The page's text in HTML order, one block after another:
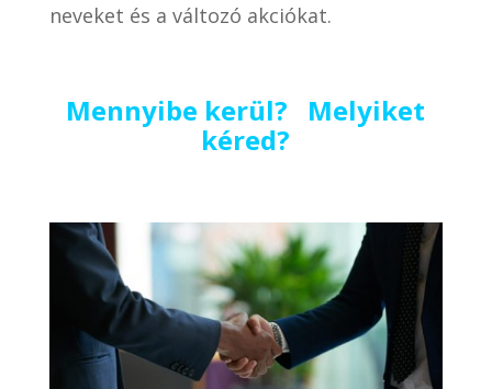
neveket és a változó akciókat.
Mennyibe kerül? Melyiket
kéred?